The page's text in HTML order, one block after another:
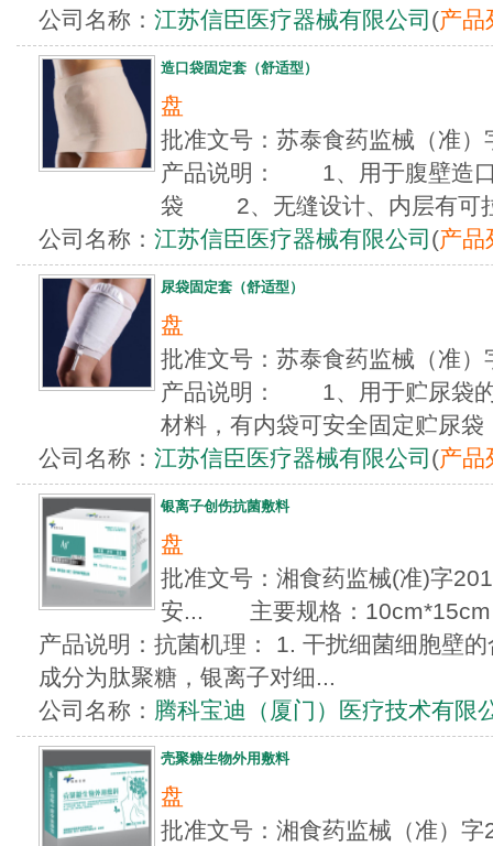
公司名称： 江苏信臣医疗器械有限公司 (产品
造口袋固定套（舒适型）
盘
批准文号：苏泰食药监械（
产品说明： 1、用于腹壁造口
袋 2、无缝设计、内层有可
公司名称： 江苏信臣医疗器械有限公司 (产品
尿袋固定套（舒适型）
盘
批准文号：苏泰食药监械（
产品说明： 1、用于贮尿袋
材料，有内袋可安全固定贮尿袋
公司名称： 江苏信臣医疗器械有限公司 (产品
银离子创伤抗菌敷料
盘
批准文号：湘食药监械(准)字
安... 主要规格：10cm*15cm
产品说明：抗菌机理： 1. 干扰细菌细胞壁
成分为肽聚糖，银离子对细...
公司名称： 腾科宝迪（厦门）医疗技术有限
壳聚糖生物外用敷料
盘
批准文号：湘食药监械（准